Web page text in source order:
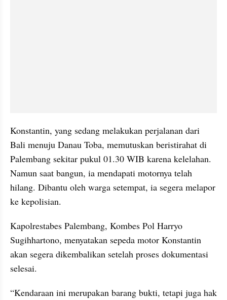
Konstantin, yang sedang melakukan perjalanan dari
Bali menuju Danau Toba, memutuskan beristirahat di
Palembang sekitar pukul 01.30 WIB karena kelelahan.
Namun saat bangun, ia mendapati motornya telah
hilang. Dibantu oleh warga setempat, ia segera melapor
ke kepolisian.
Kapolrestabes Palembang, Kombes Pol Harryo
Sugihhartono, menyatakan sepeda motor Konstantin
akan segera dikembalikan setelah proses dokumentasi
selesai.
“Kendaraan ini merupakan barang bukti, tetapi juga hak